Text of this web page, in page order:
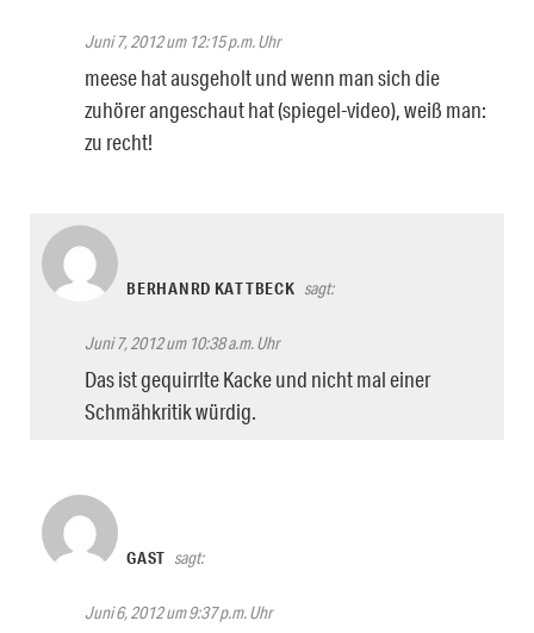
Juni 7, 2012 um 12:15 p.m. Uhr
meese hat ausgeholt und wenn man sich die
zuhörer angeschaut hat (spiegel-video), weiß man:
zu recht!
BERHANRD KATTBECK sagt:
Juni 7, 2012 um 10:38 a.m. Uhr
Das ist gequirrlte Kacke und nicht mal einer
Schmähkritik würdig.
GAST sagt:
Juni 6, 2012 um 9:37 p.m. Uhr